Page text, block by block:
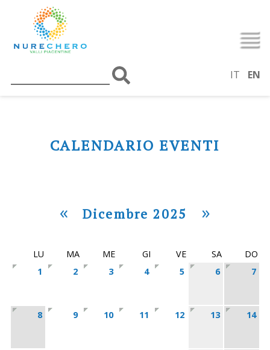
IT EN
CALENDARIO EVENTI
« Dicembre 2025 »
LU MA ME GI VE SA
DO
1
2 3 4 5 6 7
8 9 10 11 12 13 14